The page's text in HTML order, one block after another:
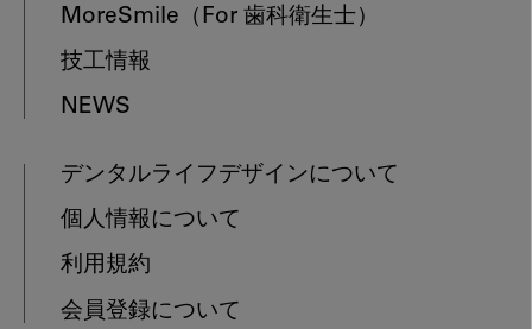
MoreSmile （For 歯科衛生士）
技工情報
NEWS
デンタルライフデザインについて
個人情報について
利用規約
会員登録について